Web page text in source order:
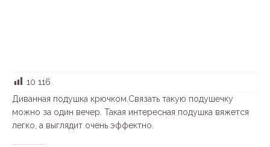
10 116
Диванная подушка крючком.Связать такую подушечку
можно за один вечер. Такая интересная подушка вяжется
легко, а выглядит очень эффектно.